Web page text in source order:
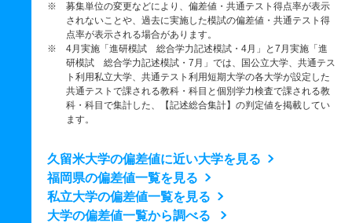
※ 募集単位の変更などにより、偏差値・共通テスト得点率が表示
されないことや、過去に実施した模試の偏差値・共通テスト得
点率が表示される場合があります。
※ 4月実施「進研模試 総合学力記述模試・4月」と7月実施「進
研模試 総合学力記述模試・7月」では、国公立大学、共通テス
ト利用私立大学、共通テスト利用短期大学の各大学が設定した
共通テストで課される教科・科目と個別学力検査で課される教
科・科目で集計した、【記述総合集計】の判定値を掲載してい
ます。
久留米大学の偏差値に近い大学を見る
福岡県の偏差値一覧を見る
私立大学の偏差値一覧を見る
大学の偏差値一覧から調べる